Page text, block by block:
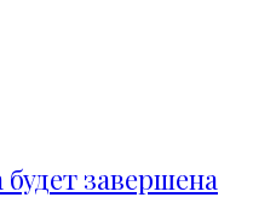
будет завершена